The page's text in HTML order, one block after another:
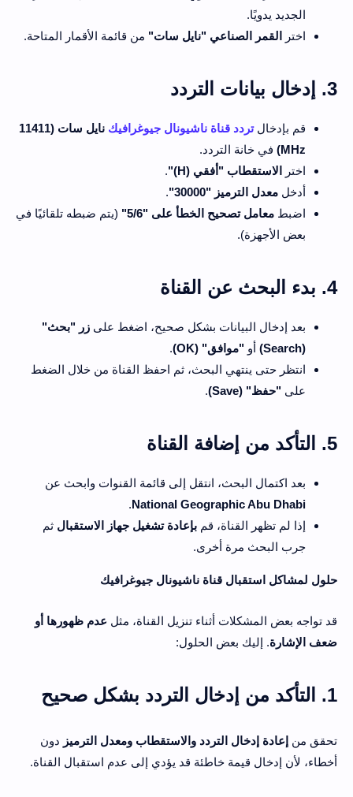
الجديد يدويًا.
اختر
القمر الصناعي "نايل سات" من قائمة الأقمار المتاحة.
3. إدخال بيانات التردد
قم بإدخالتردد قناة ناشيونال جيوغرافيك نايل سات (11411
MHz)
في خانة التردد.
اختر
الاستقطاب "أفقي (H)"
.
أدخل معدل الترميز "30000"
.
اضبط معامل تصحيح الخطأ على "5/6"
(يتم ضبطه تلقائيًا في
بعض الأجهزة).
4. بدء البحث عن القناة
بعد إدخال البيانات بشكل صحيح، اضغط على زر "بحث"
(Search)
أو "موافق" (OK)
.
انتظر حتى ينتهي البحث، ثم احفظ القناة من خلال الضغط
على "حفظ" (Save) .
5. التأكد من إضافة القناة
بعد اكتمال البحث، انتقل إلى قائمة القنوات وابحث عن
National Geographic Abu Dhabi
.
إذا لم تظهر القناة، قم بإعادة تشغيل جهاز الاستقبال ثم
جرب البحث مرة أخرى.
حلول لمشاكل استقبال قناة ناشيونال جيوغرافيك
قد تواجه بعض المشكلات أثناء تنزيل القناة، مثل عدم ظهورها أو
ضعف الإشارة. إليك بعض الحلول:
1. التأكد من إدخال التردد بشكل صحيح
تحقق من إعادة إدخال التردد والاستقطاب ومعدل الترميز دون
أخطاء، لأن إدخال قيمة خاطئة قد يؤدي إلى عدم استقبال القناة.